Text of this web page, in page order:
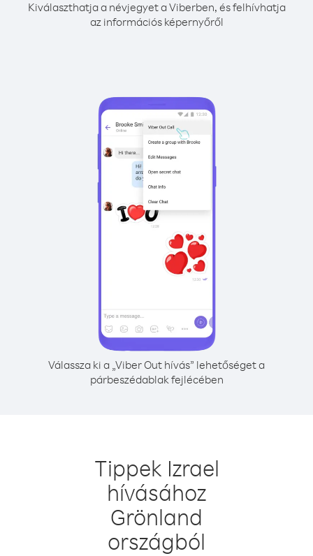
Kiválaszthatja a névjegyet a Viberben, és felhívhatja
az információs képernyőről
Válassza ki a „Viber Out hívás” lehetőséget a
párbeszédablak fejlécében
Tippek Izrael
hívásához
Grönland
országból